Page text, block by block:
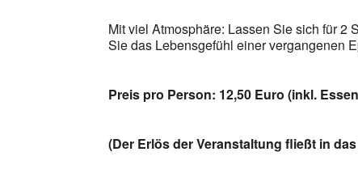
Mit viel Atmosphäre: Lassen Sie sich für 2
Sie das Lebensgefühl einer vergangenen
Preis pro Person: 12,50 Euro (inkl.
(Der Erlös der Veranstaltung fließt in